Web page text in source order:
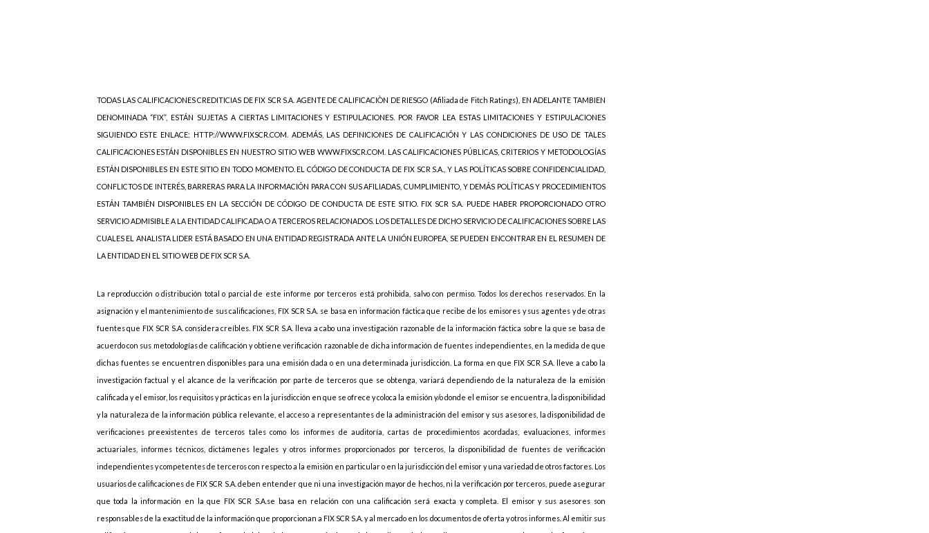
TODAS LAS CALIFICACIONES CREDITICIAS DE FIX SCR S.A. AGENTE DE CALIFICACIÒN DE RIESGO (Afiliada de Fitch Ratings), EN ADELANTE TAMBIEN
DENOMINADA “FIX”, ESTÁN SUJETAS A CIERTAS LIMITACIONES Y ESTIPULACIONES. POR FAVOR LEA ESTAS LIMITACIONES Y ESTIPULACIONES
SIGUIENDO ESTE ENLACE: HTTP://WWW.FIXSCR.COM. ADEMÁS, LAS DEFINICIONES DE CALIFICACIÓN Y LAS CONDICIONES DE USO DE TALES
CALIFICACIONES ESTÁN DISPONIBLES EN NUESTRO SITIO WEB WWW.FIXSCR.COM. LAS CALIFICACIONES PÚBLICAS, CRITERIOS Y METODOLOGÍAS
ESTÁN DISPONIBLES EN ESTE SITIO EN TODO MOMENTO. EL CÓDIGO DE CONDUCTA DE FIX SCR S.A., Y LAS POLÍTICAS SOBRE CONFIDENCIALIDAD,
CONFLICTOS DE INTERÉS, BARRERAS PARA LA INFORMACIÓN PARA CON SUS AFILIADAS, CUMPLIMIENTO, Y DEMÁS POLÍTICAS Y PROCEDIMIENTOS
ESTÁN TAMBIÉN DISPONIBLES EN LA SECCIÓN DE CÓDIGO DE CONDUCTA DE ESTE SITIO. FIX SCR S.A. PUEDE HABER PROPORCIONADO OTRO
SERVICIO ADMISIBLE A LA ENTIDAD CALIFICADA O A TERCEROS RELACIONADOS. LOS DETALLES DE DICHO SERVICIO DE CALIFICACIONES SOBRE LAS
CUALES EL ANALISTA LIDER ESTÁ BASADO EN UNA ENTIDAD REGISTRADA ANTE LA UNIÓN EUROPEA, SE PUEDEN ENCONTRAR EN EL RESUMEN DE
LA ENTIDAD EN EL SITIO WEB DE FIX SCR S.A.
La reproducción o distribución total o parcial de este informe por terceros está prohibida, salvo con permiso. Todos los derechos reservados. En la
asignación y el mantenimiento de sus calificaciones, FIX SCR S.A. se basa en información fáctica que recibe de los emisores y sus agentes y de otras
fuentes que FIX SCR S.A. considera creíbles. FIX SCR S.A. lleva a cabo una investigación razonable de la información fáctica sobre la que se basa de
acuerdo con sus metodologías de calificación y obtiene verificación razonable de dicha información de fuentes independientes, en la medida de que
dichas fuentes se encuentren disponibles para una emisión dada o en una determinada jurisdicción. La forma en que FIX SCR S.A. lleve a cabo la
investigación factual y el alcance de la verificación por parte de terceros que se obtenga, variará dependiendo de la naturaleza de la emisión
calificada y el emisor, los requisitos y prácticas en la jurisdicción en que se ofrece y coloca la emisión y/o donde el emisor se encuentra, la disponibilidad
y la naturaleza de la información pública relevante, el acceso a representantes de la administración del emisor y sus asesores, la disponibilidad de
verificaciones preexistentes de terceros tales como los informes de auditoría, cartas de procedimientos acordadas, evaluaciones, informes
actuariales, informes técnicos, dictámenes legales y otros informes proporcionados por terceros, la disponibilidad de fuentes de verificación
independientes y competentes de terceros con respecto a la emisión en particular o en la jurisdicción del emisor y una variedad de otros factores. Los
usuarios de calificaciones de FIX SCR S.A. deben entender que ni una investigación mayor de hechos, ni la verificación por terceros, puede asegurar
que toda la información en la que FIX SCR S.A.se basa en relación con una calificación será exacta y completa. El emisor y sus asesores son
responsables de la exactitud de la información que proporcionan a FIX SCR S.A. y al mercado en los documentos de oferta y otros informes. Al emitir sus